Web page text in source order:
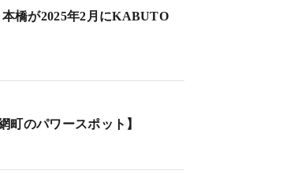
橋が2025年2月にKABUTO
町のパワースポット】